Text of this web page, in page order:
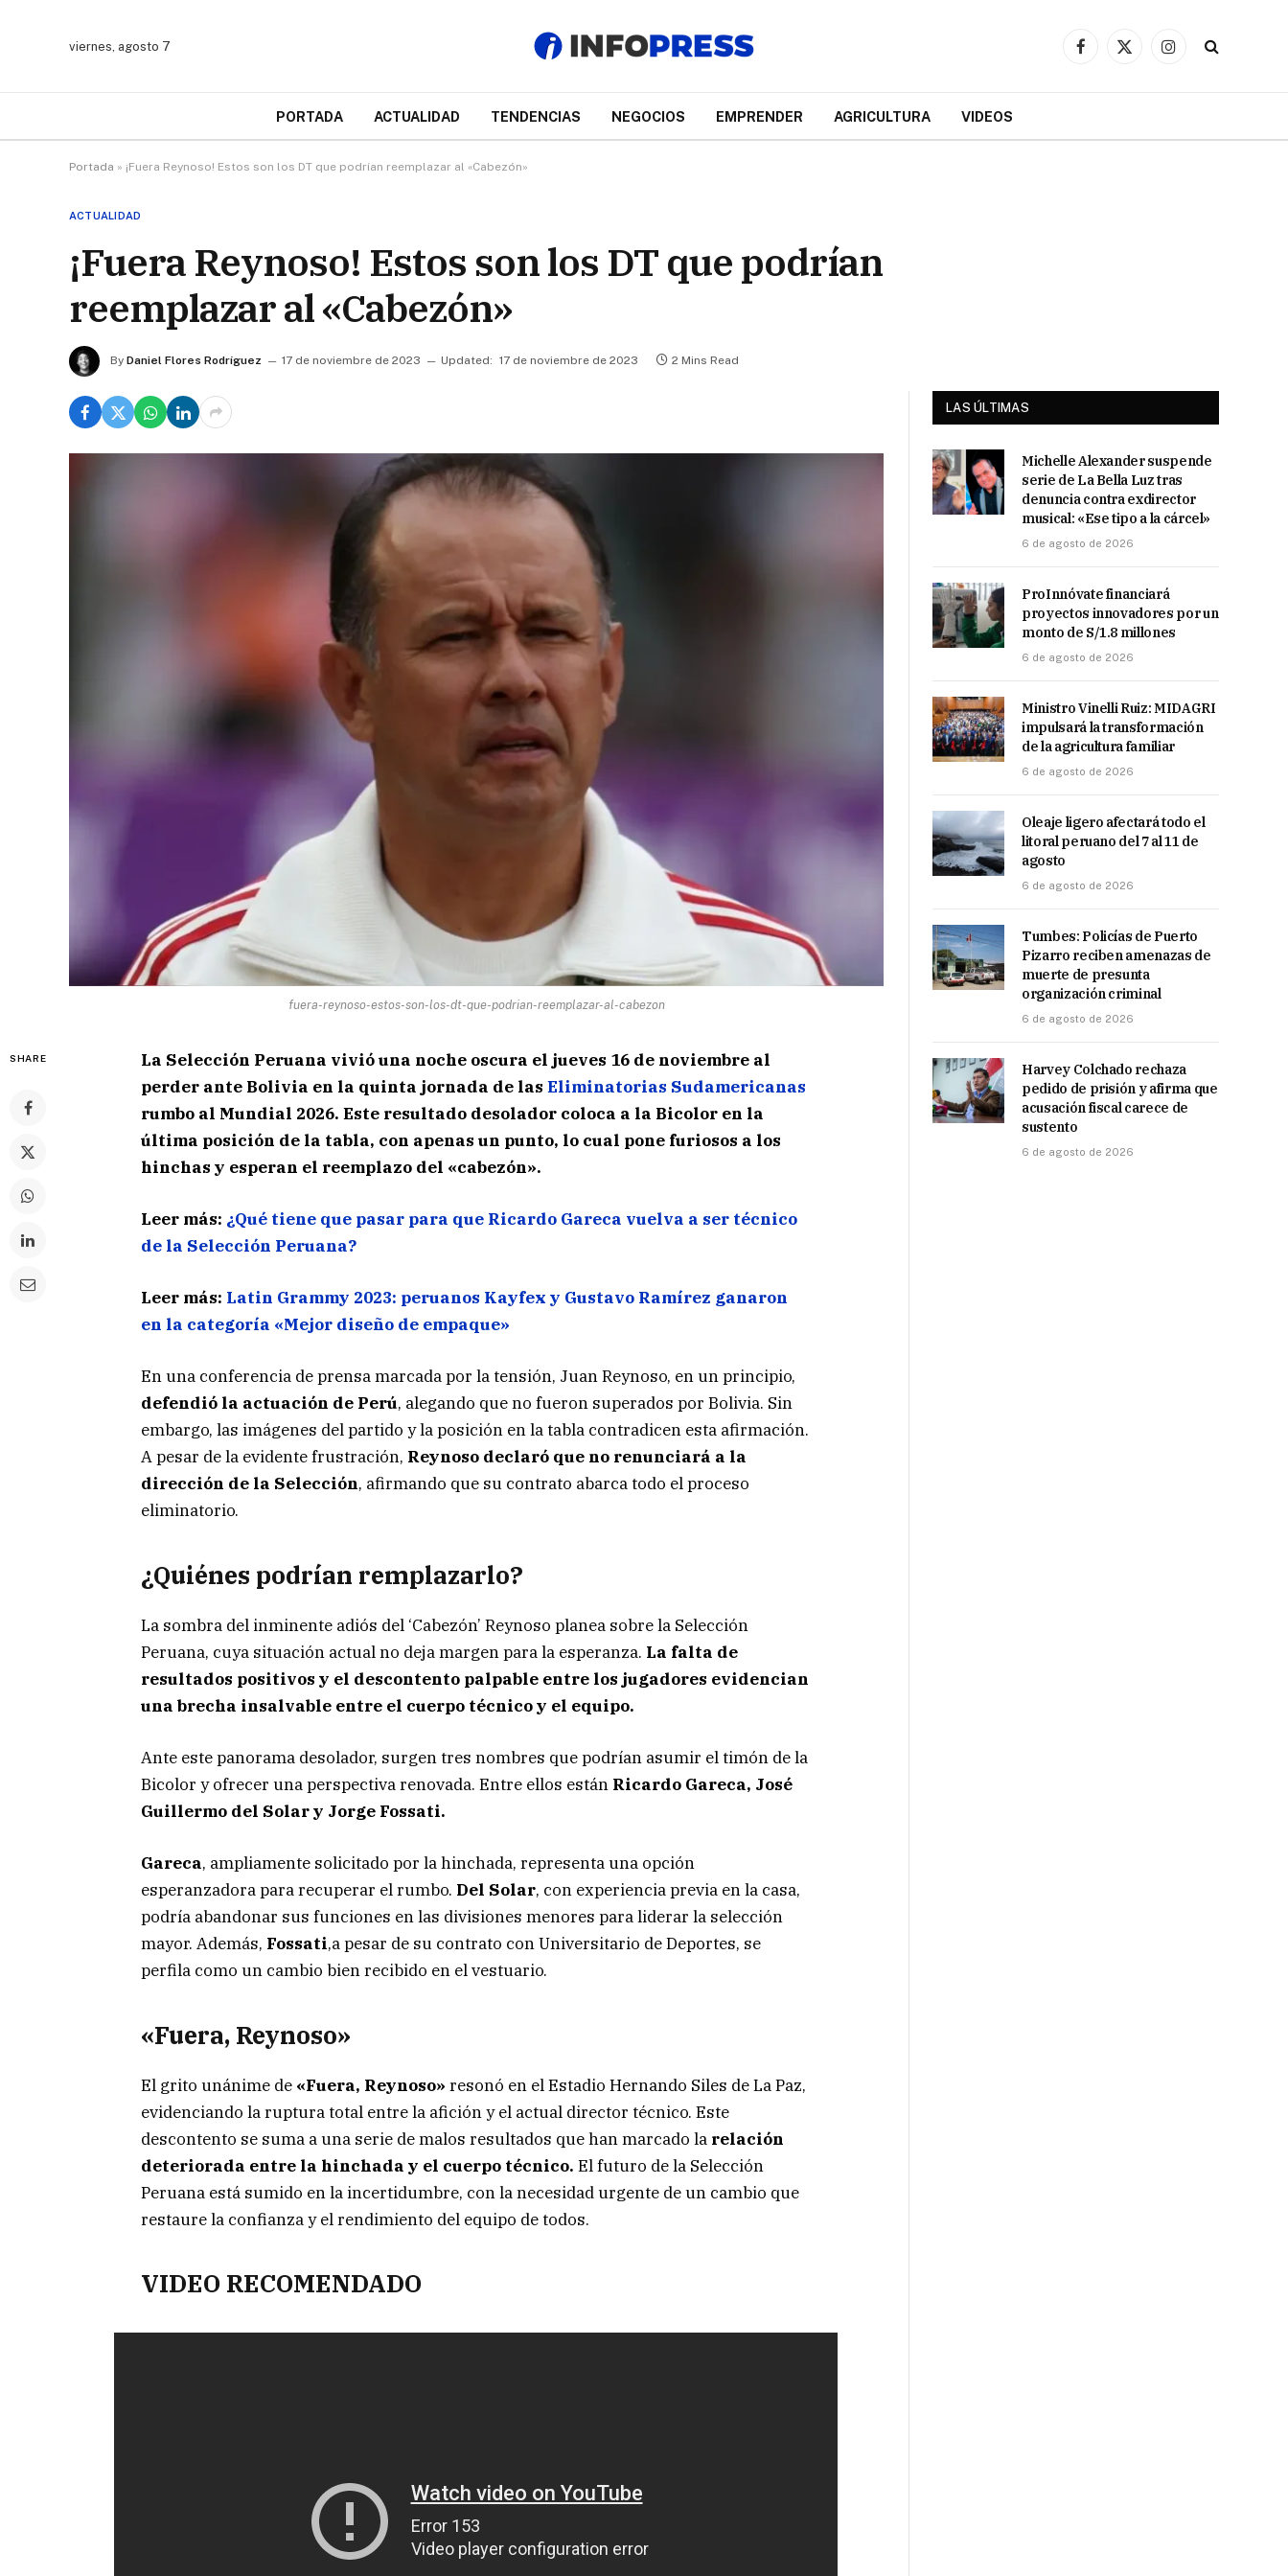
viernes, agosto 7
Facebook
X
Instagram
PORTADA ACTUALIDAD TENDENCIAS NEGOCIOS EMPRENDER AGRICULTURA VIDEOS
Portada » ¡Fuera Reynoso! Estos son los DT que podrían reemplazar al «Cabezón»
ACTUALIDAD
¡Fuera Reynoso! Estos son los DT que podrían
reemplazar al «Cabezón»
By Daniel Flores Rodríguez 17 de noviembre de 2023 Updated: 17 de noviembre de 2023 2 Mins Read
fuera-reynoso-estos-son-los-dt-que-podrian-reemplazar-al-cabezon
SHARE
La Selección Peruana vivió una noche oscura el jueves 16 de noviembre al
perder ante Bolivia en la quinta jornada de las Eliminatorias Sudamericanas
rumbo al Mundial 2026. Este resultado desolador coloca a la Bicolor en la
última posición de la tabla, con apenas un punto, lo cual pone furiosos a los
hinchas y esperan el reemplazo del «cabezón».
Leer más: ¿Qué tiene que pasar para que Ricardo Gareca vuelva a ser técnico
de la Selección Peruana?
Leer más: Latin Grammy 2023: peruanos Kayfex y Gustavo Ramírez ganaron
en la categoría «Mejor diseño de empaque»
En una conferencia de prensa marcada por la tensión, Juan Reynoso, en un principio,
defendió la actuación de Perú, alegando que no fueron superados por Bolivia. Sin
embargo, las imágenes del partido y la posición en la tabla contradicen esta afirmación.
A pesar de la evidente frustración, Reynoso declaró que no renunciará a la
dirección de la Selección, afirmando que su contrato abarca todo el proceso
eliminatorio.
¿Quiénes podrían remplazarlo?
La sombra del inminente adiós del ‘Cabezón’ Reynoso planea sobre la Selección
Peruana, cuya situación actual no deja margen para la esperanza. La falta de
resultados positivos y el descontento palpable entre los jugadores evidencian
una brecha insalvable entre el cuerpo técnico y el equipo.
Ante este panorama desolador, surgen tres nombres que podrían asumir el timón de la
Bicolor y ofrecer una perspectiva renovada. Entre ellos están Ricardo Gareca, José
Guillermo del Solar y Jorge Fossati.
Gareca, ampliamente solicitado por la hinchada, representa una opción
esperanzadora para recuperar el rumbo. Del Solar, con experiencia previa en la casa,
podría abandonar sus funciones en las divisiones menores para liderar la selección
mayor. Además, Fossati,a pesar de su contrato con Universitario de Deportes, se
perfila como un cambio bien recibido en el vestuario.
«Fuera, Reynoso»
El grito unánime de «Fuera, Reynoso» resonó en el Estadio Hernando Siles de La Paz,
evidenciando la ruptura total entre la afición y el actual director técnico. Este
descontento se suma a una serie de malos resultados que han marcado la relación
deteriorada entre la hinchada y el cuerpo técnico. El futuro de la Selección
Peruana está sumido en la incertidumbre, con la necesidad urgente de un cambio que
restaure la confianza y el rendimiento del equipo de todos.
VIDEO RECOMENDADO
LAS ÚLTIMAS
Michelle Alexander suspende
serie de La Bella Luz tras
denuncia contra exdirector
musical: «Ese tipo a la cárcel»
6 de agosto de 2026
ProInnóvate financiará
proyectos innovadores por un
monto de S/1.8 millones
6 de agosto de 2026
Ministro Vinelli Ruiz: MIDAGRI
impulsará la transformación
de la agricultura familiar
6 de agosto de 2026
Oleaje ligero afectará todo el
litoral peruano del 7 al 11 de
agosto
6 de agosto de 2026
Tumbes: Policías de Puerto
Pizarro reciben amenazas de
muerte de presunta
organización criminal
6 de agosto de 2026
Harvey Colchado rechaza
pedido de prisión y afirma que
acusación fiscal carece de
sustento
6 de agosto de 2026